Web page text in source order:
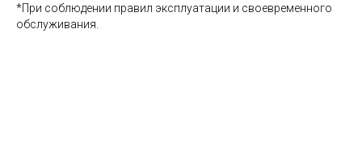
*При соблюдении правил эксплуатации и своевременного
обслуживания.